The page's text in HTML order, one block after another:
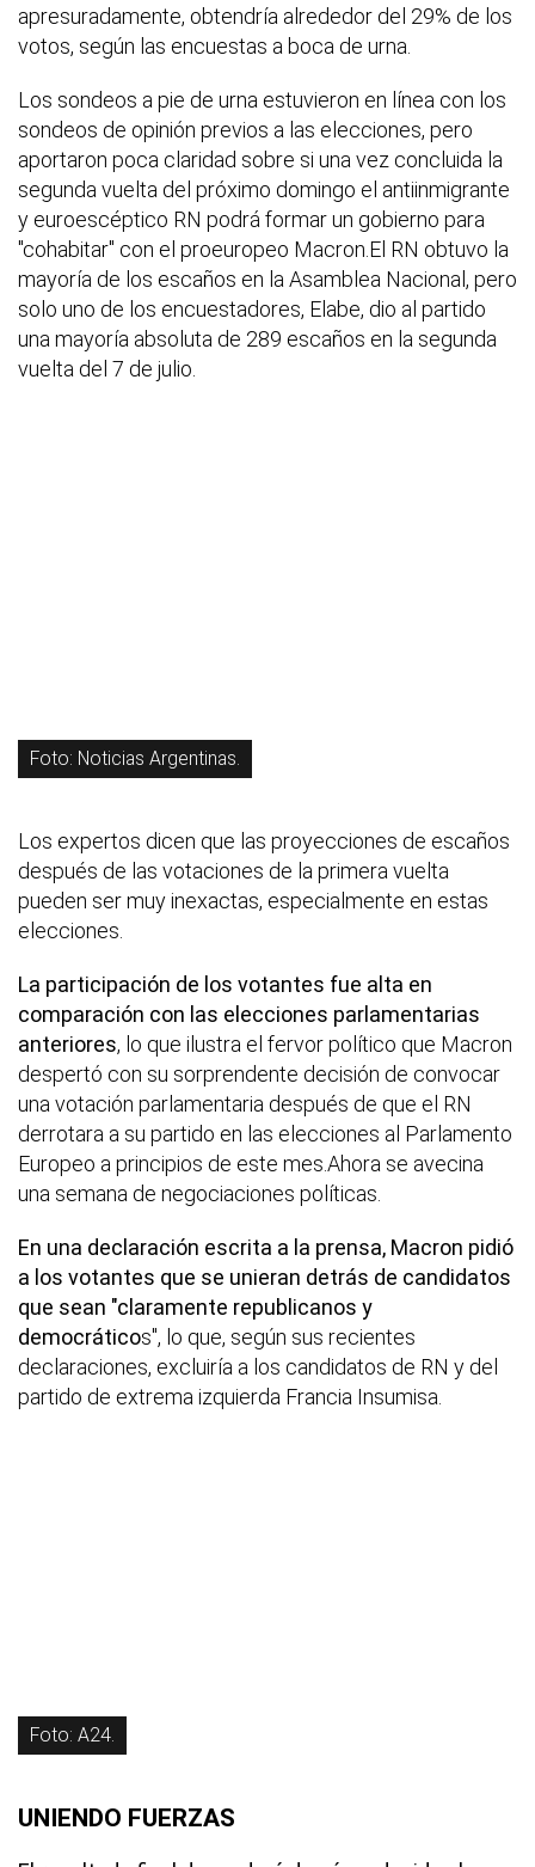
apresuradamente, obtendría alrededor del 29% de los
votos, según las encuestas a boca de urna.
Los sondeos a pie de urna estuvieron en línea con los
sondeos de opinión previos a las elecciones, pero
aportaron poca claridad sobre si una vez concluida la
segunda vuelta del próximo domingo el antiinmigrante
y euroescéptico RN podrá formar un gobierno para
"cohabitar" con el proeuropeo Macron.El RN obtuvo la
mayoría de los escaños en la Asamblea Nacional, pero
solo uno de los encuestadores, Elabe, dio al partido
una mayoría absoluta de 289 escaños en la segunda
vuelta del 7 de julio.
Foto: Noticias Argentinas.
Los expertos dicen que las proyecciones de escaños
después de las votaciones de la primera vuelta
pueden ser muy inexactas, especialmente en estas
elecciones.
La participación de los votantes fue alta en
comparación con las elecciones parlamentarias
anteriores, lo que ilustra el fervor político que Macron
despertó con su sorprendente decisión de convocar
una votación parlamentaria después de que el RN
derrotara a su partido en las elecciones al Parlamento
Europeo a principios de este mes.Ahora se avecina
una semana de negociaciones políticas.
En una declaración escrita a la prensa, Macron pidió
a los votantes que se unieran detrás de candidatos
que sean "claramente republicanos y
democráticos", lo que, según sus recientes
declaraciones, excluiría a los candidatos de RN y del
partido de extrema izquierda Francia Insumisa.
Foto: A24.
UNIENDO FUERZAS